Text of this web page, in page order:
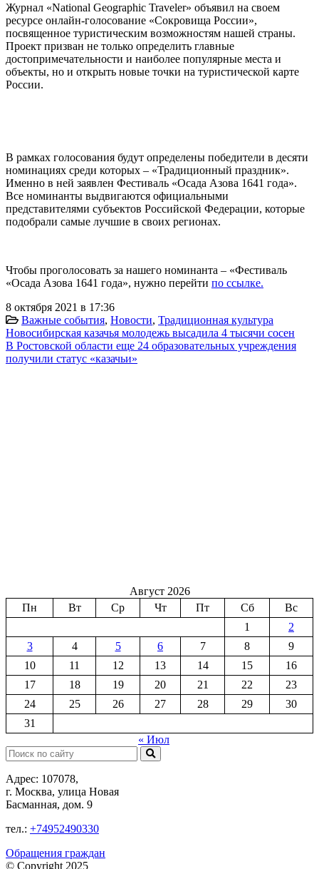
Журнал «National Geographic Traveler» объявил на своем
ресурсе онлайн-голосование «Сокровища России»,
посвященное туристическим возможностям нашей страны.
Проект призван не только определить главные
достопримечательности и наиболее популярные места и
объекты, но и открыть новые точки на туристической карте
России.
В рамках голосования будут определены победители в десяти
номинациях среди которых – «Традиционный праздник».
Именно в ней заявлен Фестиваль «Осада Азова 1641 года».
Все номинанты выдвигаются официальными
представителями субъектов Российской Федерации, которые
подобрали самые лучшие в своих регионах.
Чтобы проголосовать за нашего номинанта – «Фестиваль
«Осада Азова 1641 года», нужно перейти по ссылке.
8 октября 2021 в 17:36
Важные события, Новости, Традиционная культура
Новосибирская казачья молодежь высадила 4 тысячи сосен
В Ростовской области еще 24 образовательных учреждения
получили статус «казачьи»
Август 2026
Пн
Вт Ср Чт Пт Сб
Вс
1
2
3
4 5 6 7 8
9
10
11 12 13 14 15
16
17
18 19 20 21 22
23
24
25 26 27 28 29
30
31
« Июл
Поиск:
Адрес: 107078,
г. Москва, улица Новая
Басманная, дом. 9
тел.: +74952490330
Обращения граждан
© Copyright 2025